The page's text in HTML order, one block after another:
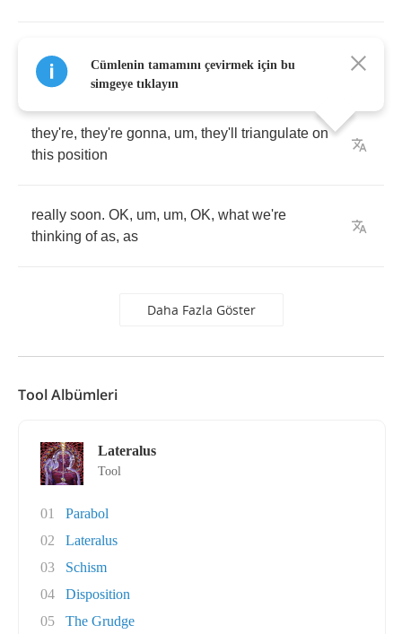
where
start,
they're, they're gonna, um, they'll triangulate on
this position
really soon. OK, um, um, OK, what we're
thinking of as, as
Daha Fazla Göster
Cümlenin tamamını çevirmek için bu
simgeye tıklayın
Tool Albümleri
Lateralus
Tool
01
Parabol
02
Lateralus
03
Schism
04
Disposition
05
The Grudge